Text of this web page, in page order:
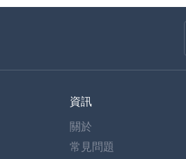
資訊
關於
常見問題